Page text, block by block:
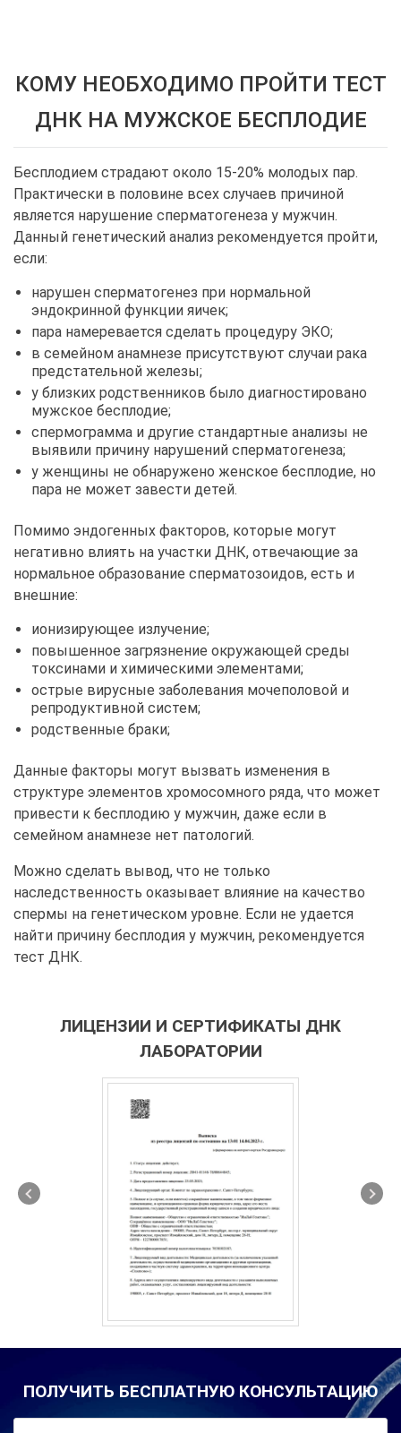
КОМУ НЕОБХОДИМО ПРОЙТИ ТЕСТ
ДНК НА МУЖСКОЕ БЕСПЛОДИЕ
Бесплодием страдают около 15-20% молодых пар.
Практически в половине всех случаев причиной
является нарушение сперматогенеза у мужчин.
Данный генетический анализ рекомендуется пройти,
если:
нарушен сперматогенез при нормальной
эндокринной функции яичек;
пара намеревается сделать процедуру ЭКО;
в семейном анамнезе присутствуют случаи рака
предстательной железы;
у близких родственников было диагностировано
мужское бесплодие;
спермограмма и другие стандартные анализы не
выявили причину нарушений сперматогенеза;
у женщины не обнаружено женское бесплодие, но
пара не может завести детей.
Помимо эндогенных факторов, которые могут
негативно влиять на участки ДНК, отвечающие за
нормальное образование сперматозоидов, есть и
внешние:
ионизирующее излучение;
повышенное загрязнение окружающей среды
токсинами и химическими элементами;
острые вирусные заболевания мочеполовой и
репродуктивной систем;
родственные браки;
Данные факторы могут вызвать изменения в
структуре элементов хромосомного ряда, что может
привести к бесплодию у мужчин, даже если в
семейном анамнезе нет патологий.
Можно сделать вывод, что не только
наследственность оказывает влияние на качество
спермы на генетическом уровне. Если не удается
найти причину бесплодия у мужчин, рекомендуется
тест ДНК.
ЛИЦЕНЗИИ И СЕРТИФИКАТЫ ДНК
ЛАБОРАТОРИИ
ПОЛУЧИТЬ БЕСПЛАТНУЮ КОНСУЛЬТАЦИЮ